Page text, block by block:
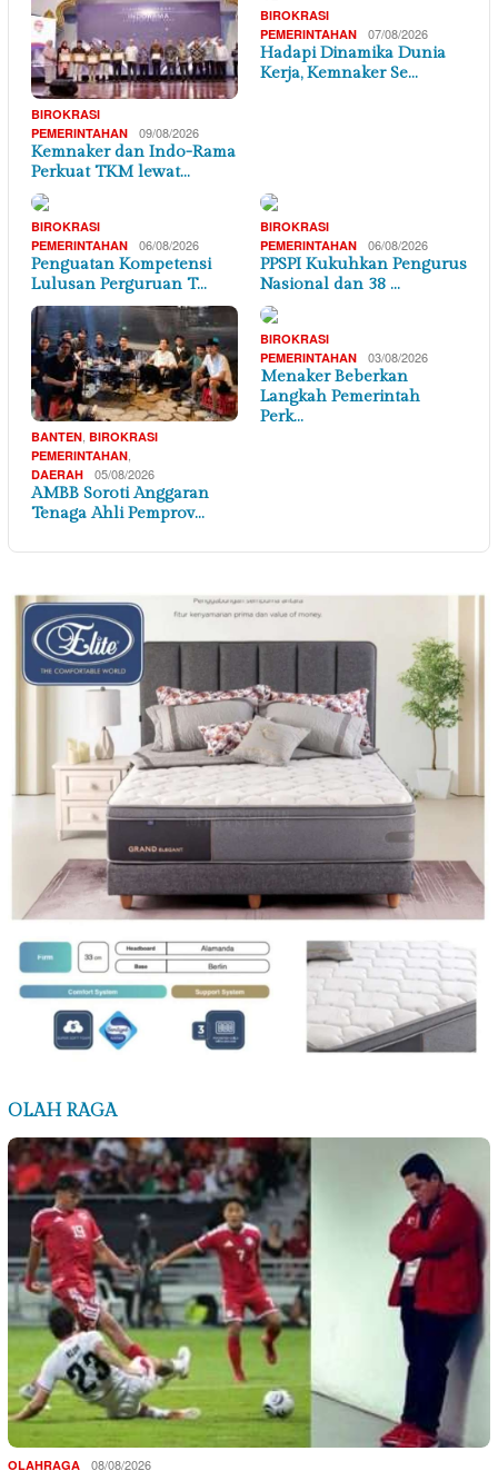
BIROKRASI
PEMERINTAHAN
09/08/2026
Kemnaker dan Indo-Rama
Perkuat TKM lewat…
BIROKRASI
PEMERINTAHAN
07/08/2026
Hadapi Dinamika Dunia
Kerja, Kemnaker Se…
BIROKRASI
PEMERINTAHAN
06/08/2026
Penguatan Kompetensi
Lulusan Perguruan T…
BIROKRASI
PEMERINTAHAN
06/08/2026
PPSPI Kukuhkan Pengurus
Nasional dan 38 …
BANTEN BIROKRASI
PEMERINTAHAN
DAERAH 05/08/2026
AMBB Soroti Anggaran
Tenaga Ahli Pemprov…
BIROKRASI
PEMERINTAHAN
03/08/2026
Menaker Beberkan
Langkah Pemerintah
Perk…
OLAH RAGA
OLAHRAGA 08/08/2026